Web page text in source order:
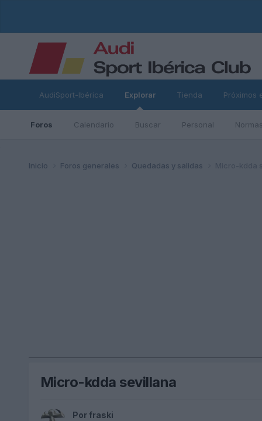
AudiSport-Ibérica Explorar
Foros Calendario Buscar Personal
Tienda Próximos
Inicio Foros generales Quedadas y salidas
Micro-kdda sevillana
Porfraski